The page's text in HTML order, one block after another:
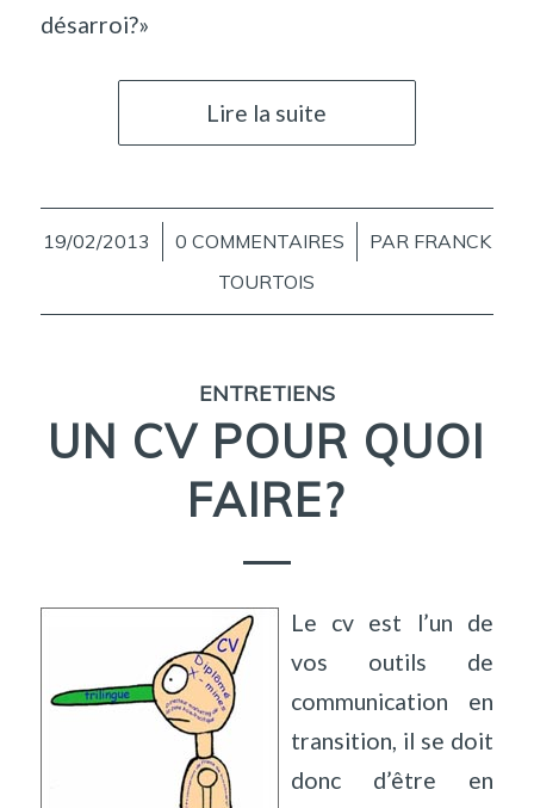
désarroi?»
Lire la suite
19/02/2013
/ 0 COMMENTAIRES
/ PAR FRANCK
TOURTOIS
ENTRETIENS
UN CV POUR QUOI
FAIRE?
Le cv est l’un de
vos outils de
communication en
transition, il se doit
donc d’être en